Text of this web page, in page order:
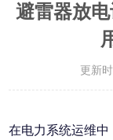
避雷器放
更新
在电力系统运维